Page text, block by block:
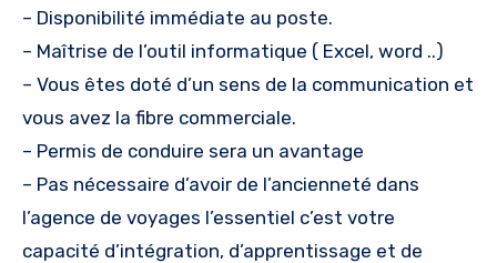
– Disponibilité immédiate au poste.
– Maîtrise de l’outil informatique ( Excel, word ..)
– Vous êtes doté d’un sens de la communication et
vous avez la fibre commerciale.
– Permis de conduire sera un avantage
– Pas nécessaire d’avoir de l’ancienneté dans
l’agence de voyages l’essentiel c’est votre
capacité d’intégration, d’apprentissage et de